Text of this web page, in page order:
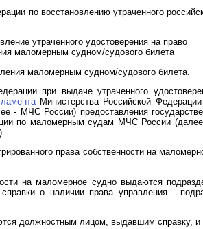
по восстановлению утраченного
утраченного удостоверения на право
маломерным судном/судового билета
маломерным судном/судового билета.
при выдаче утраченного
Министерства Российской
- МЧС России) предоставления
по маломерным судам МЧС России
).
права собственности на
на маломерное судно выдаются
о наличии права управления -
должностным лицом, выдавшим справку,